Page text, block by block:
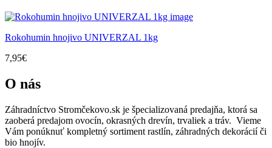
Rokohumin hnojivo UNIVERZAL 1kg
7,95€
O nás
Záhradníctvo Stromčekovo.sk je špecializovaná predajňa, ktorá sa
zaoberá predajom ovocín, okrasných drevín, trvaliek a tráv. Vieme
Vám ponúknuť kompletný sortiment rastlín, záhradných dekorácií či
bio hnojív.